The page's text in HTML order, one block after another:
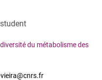
du métabolisme des